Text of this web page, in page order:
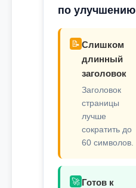
по улучшению
📝 Слишком
длинный
заголовок
Заголовок
страницы
лучше
сократить до
60 символов.
🚀 Готов к